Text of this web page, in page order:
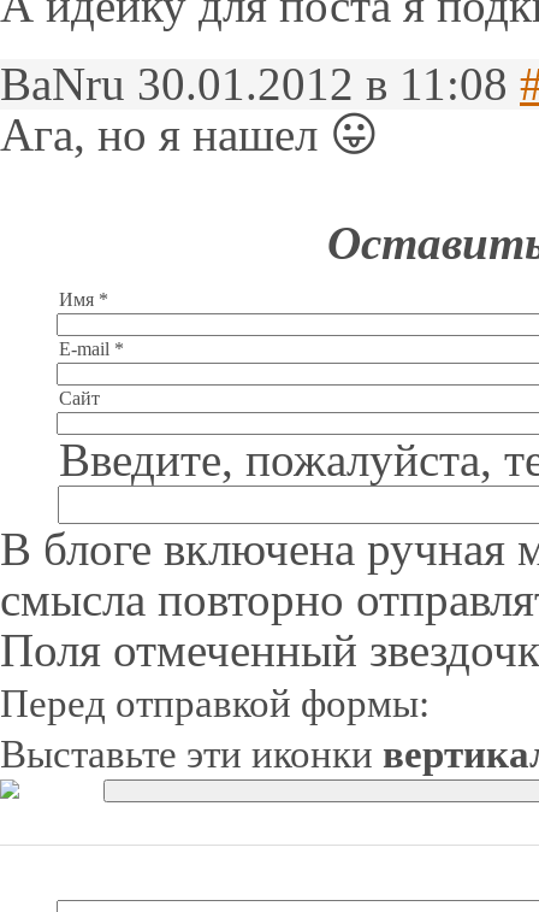
BaNru 30.01.2012 в 11:08
Ага, но я нашел 😛
Имя *
E-mail *
Сайт
Введите, пожалуйста,
В блоге включена ручная
смысла повторно
Поля отмеченный
Перед отправкой формы:
Выставьте эти иконки